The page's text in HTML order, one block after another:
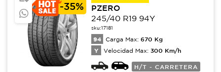
-35%
PZERO
245/40 R19 94Y
sku:17181
94 Carga Max: 670 Kg
Y Velocidad Max: 300 Km/h
H/T - CARRETERA